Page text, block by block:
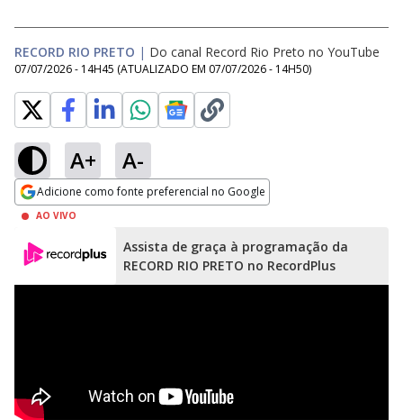
RECORD RIO PRETO | Do canal Record Rio Preto no YouTube
07/07/2026 - 14H45 (ATUALIZADO EM 07/07/2026 - 14H50)
A+ A-
Adicione como fonte preferencial no Google
Opens in new window
AO VIVO
Assista de graça à programação da
RECORD RIO PRETO no RecordPlus